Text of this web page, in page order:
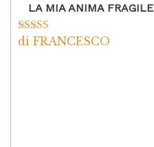
LA MIA ANIMA FRAGILE
Valutato5su
di FRANCESCO